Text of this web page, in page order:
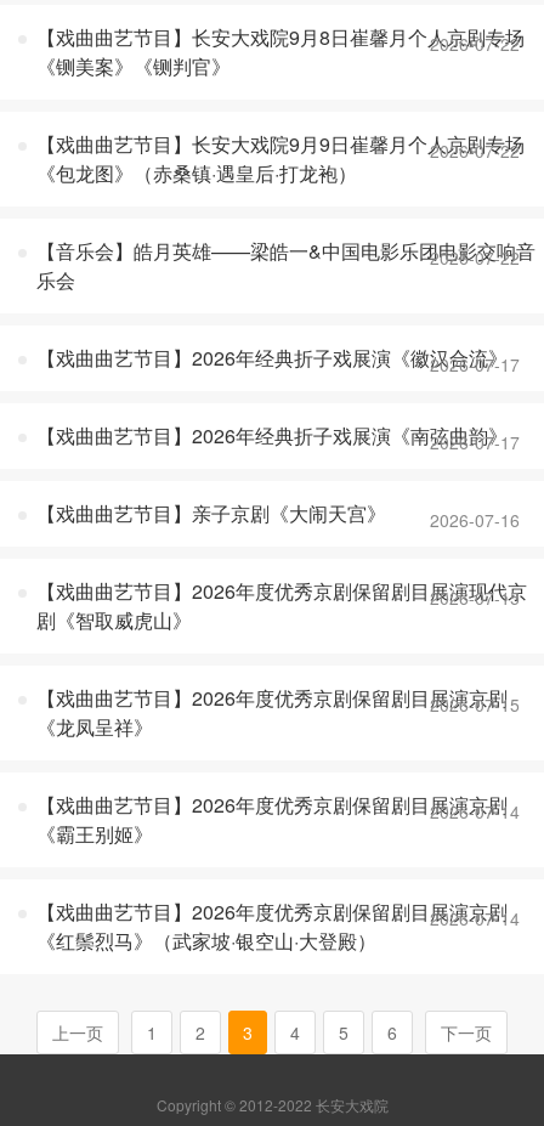
【戏曲曲艺节目】长安大戏院9月8日崔馨月个人京剧专场
《铡美案》《铡判官》
2026-07-22
【戏曲曲艺节目】长安大戏院9月9日崔馨月个人京剧专场
《包龙图》（赤桑镇·遇皇后·打龙袍）
2026-07-22
【音乐会】皓月英雄——梁皓一&中国电影乐团电影交响音
乐会
2026-07-22
【戏曲曲艺节目】2026年经典折子戏展演《徽汉合流》
2026-07-17
【戏曲曲艺节目】2026年经典折子戏展演《南弦曲韵》
2026-07-17
【戏曲曲艺节目】亲子京剧《大闹天宫》 2026-07-16
【戏曲曲艺节目】2026年度优秀京剧保留剧目展演现代京
剧《智取威虎山》
2026-07-15
【戏曲曲艺节目】2026年度优秀京剧保留剧目展演京剧
《龙凤呈祥》
2026-07-15
【戏曲曲艺节目】2026年度优秀京剧保留剧目展演京剧
《霸王别姬》
2026-07-14
【戏曲曲艺节目】2026年度优秀京剧保留剧目展演京剧
《红鬃烈马》（武家坡·银空山·大登殿）
2026-07-14
上一页 1 2 3 4 5 6 下一页
Copyright © 2012-2022 长安大戏院